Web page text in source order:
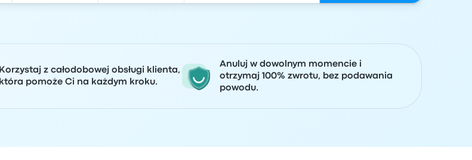
Korzystaj z całodobowej obsługi klienta,
która pomoże Ci na każdym kroku.
Anuluj w dowolnym momencie i
otrzymaj 100% zwrotu, bez podawania
powodu.